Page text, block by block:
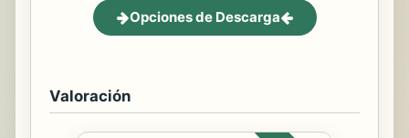
Opciones de Descarga
Valoración